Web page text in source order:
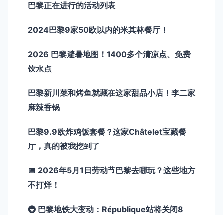
巴黎正在进行的活动列表
2024巴黎9家50欧以内的米其林餐厅！
2026 巴黎避暑地图！1400多个清凉点、免费
饮水点
巴黎新川菜和烤鱼就藏在这家甜品小店！李二家
麻辣香锅
巴黎9.9欧炸鸡饭套餐？这家Châtelet宝藏餐
厅，真的被我挖到了
📅 2026年5月1日劳动节巴黎去哪玩？这些地方
不打烊！
🚇 巴黎地铁大变动：République站将关闭8